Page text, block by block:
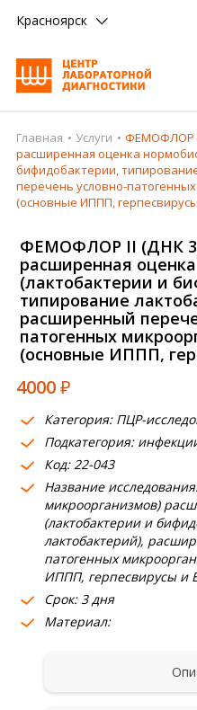
Красноярск
Главная
Анализы
Получить результат
Пациентам
О компании
Где сдать
Главная Услуги
ФЕМОФЛОР
расширенная оценка
бифидобактерии,
перечень условно-
(основные ИППП,
ФЕМОФЛОР II (ДНК
расширенная
(лактобактерии и
типирование
расширенный
патогенных
(основные ИППП,
4000₽
Категория: ПЦР-
Подкатегория:
Код: 22-043
Название
микроорганизмов)
(лактобактерии и
лактобактерий),
патогенных
ИППП, герпесвирусы и
Срок: 3 дня
Материал: